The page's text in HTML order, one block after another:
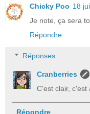
Chicky Poo 18
Je note, ça sera
Répondre
Réponses
Cranberries
C'est clair, c'est
Répondre